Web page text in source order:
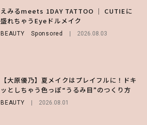
えみるmeets 1DAY TATTOO ｜ CUTIEに
盛れちゃうEyeドルメイク
BEAUTY Sponsored 2026.08.03
【大原優乃】夏メイクはプレイフルに！ドキ
ッとしちゃう色っぽ“うるみ目”のつくり方
BEAUTY 2026.08.01
【SNIDEL】長濱ねるとロマンティックトラ
ッドな秋はじめ｜2026秋の新作コーデ4選
FASHION Sponsored 2026.07.10
る⁉ 39店舗限定『My フルーツ³ フラペチー
ノ®』を徹底レポ♡
月直伝♡ ドライシャンプー「バティスト」
を使ったプロ級スタイリング3選
Sponsored
ー＆可愛すぎる「大人の肌見せ」トップス3
選